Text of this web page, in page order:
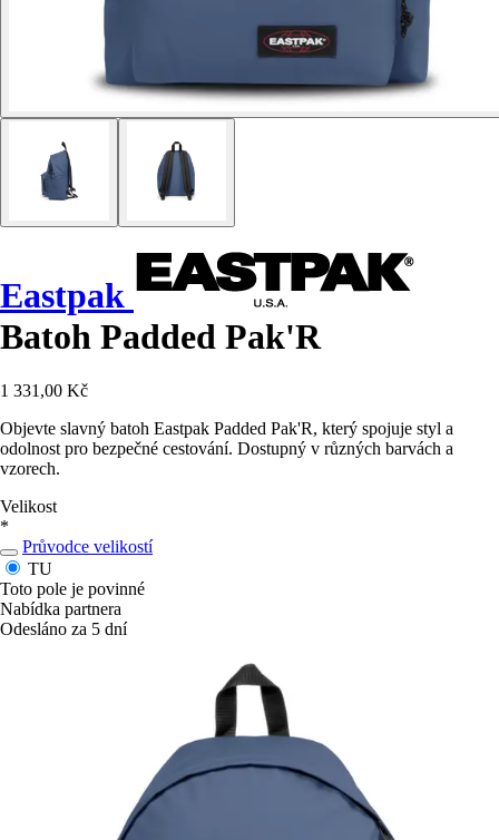
Eastpak
Batoh Padded Pak'R
1 331,00 Kč
Objevte slavný batoh Eastpak Padded Pak'R, který spojuje styl a
odolnost pro bezpečné cestování. Dostupný v různých barvách a
vzorech.
Velikost
*
Průvodce velikostí
TU
Toto pole je povinné
Nabídka partnera
Odesláno za 5 dní